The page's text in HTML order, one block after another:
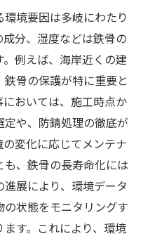
ジェクトの成功を実
維持管理の役割
マネジメント手法
ニケーションの重要
ローチ
期的な成功
境要因は多岐にわたり
分、湿度などは鉄骨の
例えば、海岸近くの建
骨の保護が特に重要と
おいては、施工時点か
や、防錆処理の徹底が
変化に応じてメンテナ
、鉄骨の長寿命化には
展により、環境データ
状態をモニタリングす
す。これにより、環境